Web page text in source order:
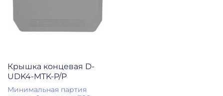
Крышка концевая D-
UDK4-MTK-P/P
Минимальная партия